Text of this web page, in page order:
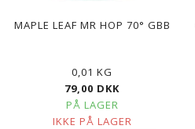
MAPLE LEAF MR HOP 70° GBB
0,01 KG
79,00 DKK
PÅ LAGER
IKKE PÅ LAGER